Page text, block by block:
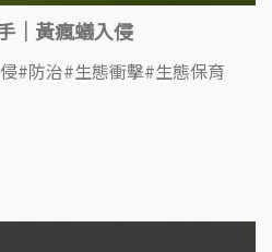
｜黃瘋蟻入侵
防治 生態衝擊 生態保育